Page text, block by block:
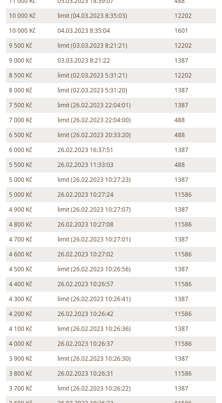
10 000 Kč
limit (04.03.2023 8:35:03)
12202
10 000 Kč
04.03.2023 8:35:04
1601
9 500 Kč
limit (03.03.2023 8:21:21)
12202
9 000 Kč
03.03.2023 8:21:22
1387
8 500 Kč
limit (02.03.2023 5:31:21)
12202
8 000 Kč
limit (02.03.2023 5:31:20)
1387
7 500 Kč
limit (26.02.2023 22:04:01)
1387
7 000 Kč
limit (26.02.2023 22:04:00)
488
6 500 Kč
limit (26.02.2023 20:33:20)
488
6 000 Kč
26.02.2023 16:37:51
1387
5 500 Kč
26.02.2023 11:33:03
488
5 000 Kč
limit (26.02.2023 10:27:23)
1387
5 000 Kč
26.02.2023 10:27:24
11586
4 900 Kč
limit (26.02.2023 10:27:07)
1387
4 800 Kč
26.02.2023 10:27:08
11586
4 700 Kč
limit (26.02.2023 10:27:01)
1387
4 600 Kč
26.02.2023 10:27:02
11586
4 500 Kč
limit (26.02.2023 10:26:56)
1387
4 400 Kč
26.02.2023 10:26:57
11586
4 300 Kč
limit (26.02.2023 10:26:41)
1387
4 200 Kč
26.02.2023 10:26:42
11586
4 100 Kč
limit (26.02.2023 10:26:36)
1387
4 000 Kč
26.02.2023 10:26:37
11586
3 900 Kč
limit (26.02.2023 10:26:30)
1387
3 800 Kč
26.02.2023 10:26:31
11586
3 700 Kč
limit (26.02.2023 10:26:22)
1387